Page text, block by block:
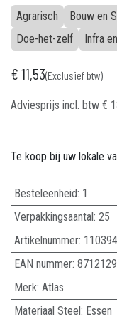
Agrarisch Bouw en
Doe-het-zelf
Infra
€11,53(Exclusief btw)
Adviesprijs incl. btw €
Te koop bij uw lokale
Besteleenheid: 1
Verpakkingsaantal: 25
Artikelnummer: 110394
EAN nummer:
Merk: Atlas
Materiaal Steel: Essen